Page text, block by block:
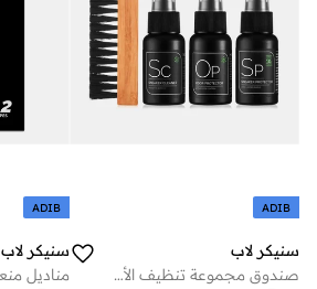
ADIB
سنيكر لاب
صندوق مجموعة تنظيف الأحذية
ADIB
سنيكر لاب